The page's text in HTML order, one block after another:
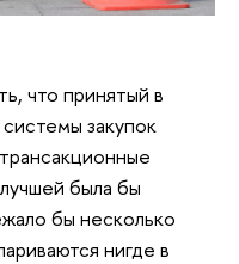
что принятый в
закупок
была бы
бы несколько
нигде в